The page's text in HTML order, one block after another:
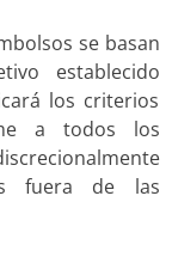
se basan
establecido
los criterios
a todos los
fuera de las